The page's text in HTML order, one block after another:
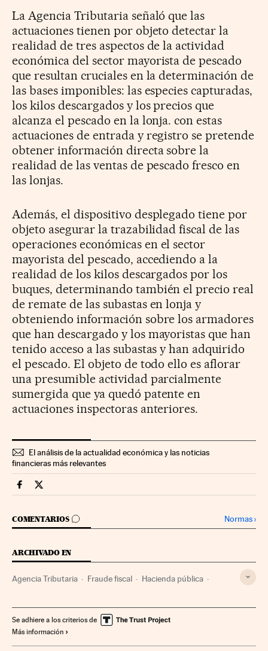
La Agencia Tributaria señaló que las
actuaciones tienen por objeto detectar la
realidad de tres aspectos de la actividad
económica del sector mayorista de pescado
que resultan cruciales en la determinación de
las bases imponibles: las especies capturadas,
los kilos descargados y los precios que
alcanza el pescado en la lonja. con estas
actuaciones de entrada y registro se pretende
obtener información directa sobre la
realidad de las ventas de pescado fresco en
las lonjas.
Además, el dispositivo desplegado tiene por
objeto asegurar la trazabilidad fiscal de las
operaciones económicas en el sector
mayorista del pescado, accediendo a la
realidad de los kilos descargados por los
buques, determinando también el precio real
de remate de las subastas en lonja y
obteniendo información sobre los armadores
que han descargado y los mayoristas que han
tenido acceso a las subastas y han adquirido
el pescado. El objeto de todo ello es aflorar
una presumible actividad parcialmente
sumergida que ya quedó patente en
actuaciones inspectoras anteriores.
El análisis de la actualidad económica y las noticias
financieras más relevantes
Economia Cinco Días en Facebook
Economia Cinco Días en Twitter
COMENTARIOS
IR A LOS COMENTARIOS Normas›
ARCHIVADO EN
Agencia Tributaria Fraude fiscal Hacienda pública
Administración Estado Delitos Administración pública
Justicia Finanzas
Se adhiere a los criterios de
Más información